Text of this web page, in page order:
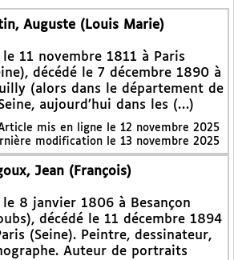
Auguste (Louis Marie)
le 11 novembre 1811 à Paris
décédé le 7 décembre 1890 à
(alors dans le département de
aujourd’hui dans les (…)
mis en ligne le 12 novembre 2025
modification le 13 novembre 2025
Jean (François)
le 8 janvier 1806 à Besançon
décédé le 11 décembre 1894
(Seine). Peintre, dessinateur,
Auteur de portraits